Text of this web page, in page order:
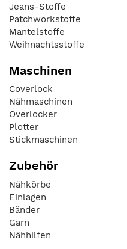
Jeans-Stoffe
Patchworkstoffe
Mantelstoffe
Weihnachtsstoffe
Maschinen
Coverlock
Nähmaschinen
Overlocker
Plotter
Stickmaschinen
Zubehör
Nähkörbe
Einlagen
Bänder
Garn
Nähhilfen